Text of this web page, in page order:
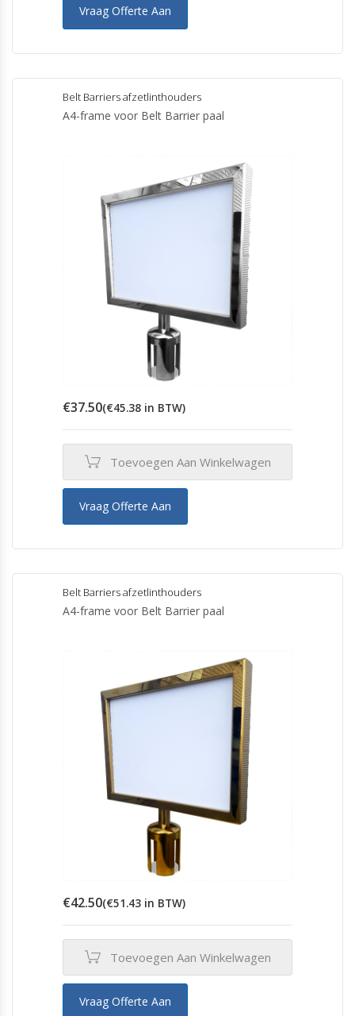
Vraag Offerte Aan
Belt Barriers afzetlinthouders
A4-frame voor Belt Barrier paal
€37.50(€45.38 in BTW)
Toevoegen Aan Winkelwagen
Vraag Offerte Aan
Belt Barriers afzetlinthouders
A4-frame voor Belt Barrier paal
€42.50(€51.43 in BTW)
Toevoegen Aan Winkelwagen
Vraag Offerte Aan